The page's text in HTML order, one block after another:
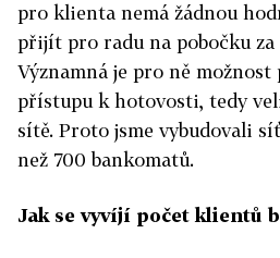
pro klienta nemá žádnou
přijít pro radu na pobočku za
Významná je pro ně
přístupu k hotovosti, tedy
sítě. Proto jsme vybudovali
než 700 bankomatů.
Jak se vyvíjí počet klientů